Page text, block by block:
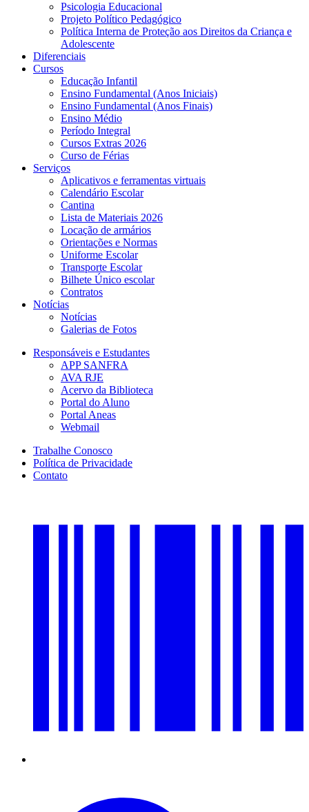
Psicologia Educacional
Projeto Político Pedagógico
Política Interna de Proteção aos Direitos da Criança e
Adolescente
Diferenciais
Cursos
Educação Infantil
Ensino Fundamental (Anos Iniciais)
Ensino Fundamental (Anos Finais)
Ensino Médio
Período Integral
Cursos Extras 2026
Curso de Férias
Serviços
Aplicativos e ferramentas virtuais
Calendário Escolar
Cantina
Lista de Materiais 2026
Locação de armários
Orientações e Normas
Uniforme Escolar
Transporte Escolar
Bilhete Único escolar
Contratos
Notícias
Notícias
Galerias de Fotos
Responsáveis e Estudantes
APP SANFRA
AVA RJE
Acervo da Biblioteca
Portal do Aluno
Portal Aneas
Webmail
Trabalhe Conosco
Política de Privacidade
Contato